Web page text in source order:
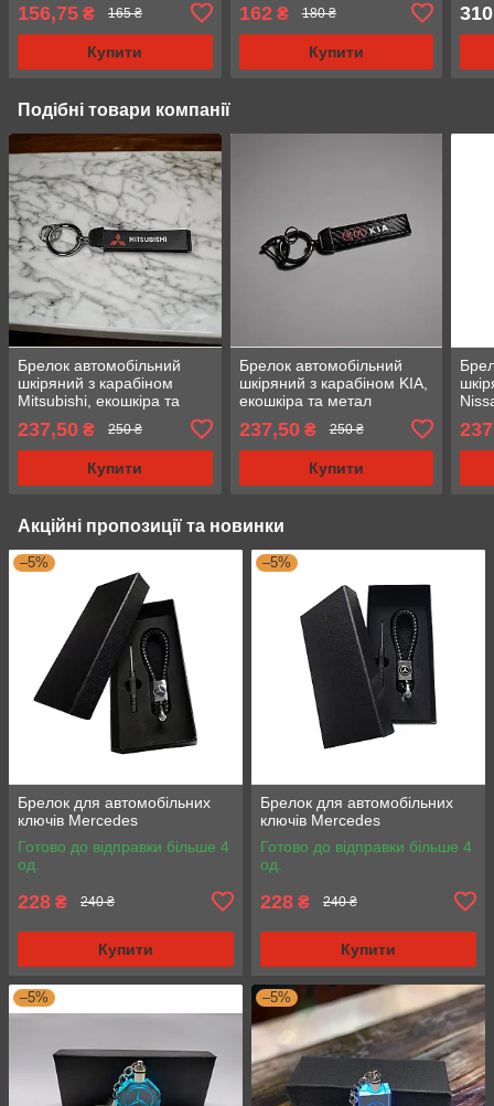
156,75 ₴ 165 ₴
Купити
162₴ 180 ₴
Купити
310
Подібні товари компанії
Брелок автомобільний
шкіряний з карабіном
Mitsubishi, екошкіра та
237,50 ₴ 250 ₴
Купити
Брелок автомобільний
шкіряний з карабіном KIA,
екошкіра та метал
237,50₴ 250 ₴
Купити
Акційні пропозиції та новинки
–5%
Брелок для автомобільних
ключів Mercedes
Готово до відправки більше 4
од.
228 ₴ 240 ₴
Купити
–5%
Брелок для автомобільних
ключів Mercedes
Готово до відправки більше 4
од.
228 ₴ 240 ₴
Купити
–5% –5%